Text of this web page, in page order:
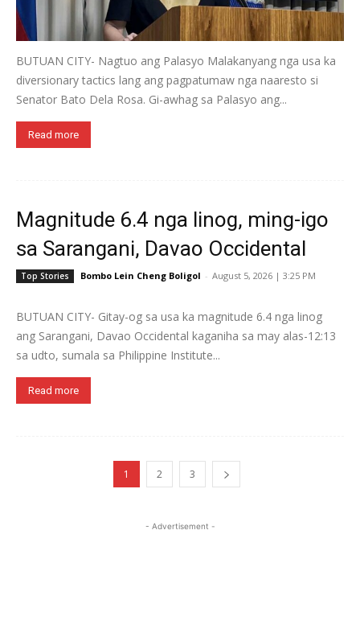
BUTUAN CITY- Nagtuo ang Palasyo Malakanyang nga usa ka
diversionary tactics lang ang pagpatumaw nga naaresto si
Senator Bato Dela Rosa. Gi-awhag sa Palasyo ang...
Read more
Magnitude 6.4 nga linog, ming-igo
sa Sarangani, Davao Occidental
Top Stories Bombo Lein Cheng Boligol - August 5, 2026 | 3:25 PM
BUTUAN CITY- Gitay-og sa usa ka magnitude 6.4 nga linog
ang Sarangani, Davao Occidental kaganiha sa may alas-12:13
sa udto, sumala sa Philippine Institute...
Read more
1 2 3
- Advertisement -